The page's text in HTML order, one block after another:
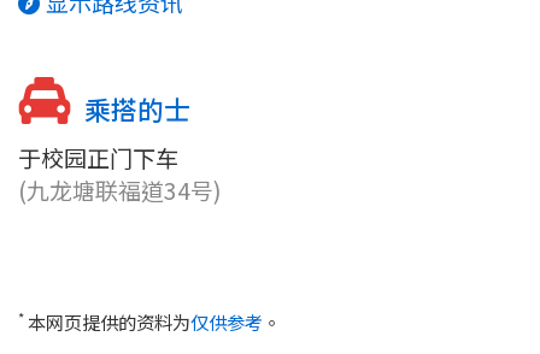
乘搭的士
于校园正门下车
(九龙塘联福道34号)
*本网页提供的资料为仅供参考 。